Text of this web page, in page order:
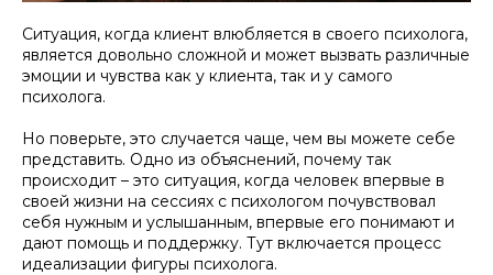
​​Ситуация, когда клиент влюбляется в своего психолога,
является довольно сложной и может вызвать различные
эмоции и чувства как у клиента, так и у самого
психолога.
Но поверьте, это случается чаще, чем вы можете себе
представить. Одно из объяснений, почему так
происходит – это ситуация, когда человек впервые в
своей жизни на сессиях с психологом почувствовал
себя нужным и услышанным, впервые его понимают и
дают помощь и поддержку. Тут включается процесс
идеализации фигуры психолога.